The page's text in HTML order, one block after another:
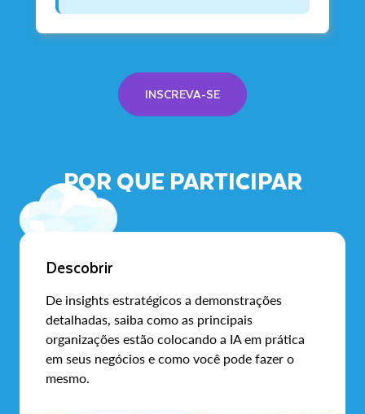
INSCREVA-SE
POR QUE PARTICIPAR
Descobrir
De insights estratégicos a demonstrações
detalhadas, saiba como as principais
organizações estão colocando a IA em prática
em seus negócios e como você pode fazer o
mesmo.